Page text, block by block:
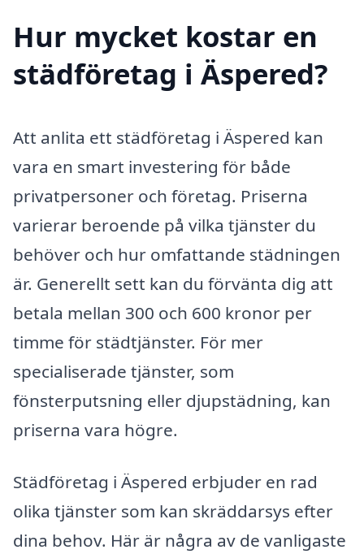
Hur mycket kostar en
städföretag i Äspered?
Att anlita ett städföretag i Äspered kan
vara en smart investering för både
privatpersoner och företag. Priserna
varierar beroende på vilka tjänster du
behöver och hur omfattande städningen
är. Generellt sett kan du förvänta dig att
betala mellan 300 och 600 kronor per
timme för städtjänster. För mer
specialiserade tjänster, som
fönsterputsning eller djupstädning, kan
priserna vara högre.
Städföretag i Äspered erbjuder en rad
olika tjänster som kan skräddarsys efter
dina behov. Här är några av de vanligaste